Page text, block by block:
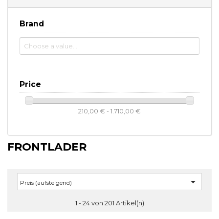
Brand
Price
210,00 € - 1.710,00 €
FRONTLADER
Preis (aufsteigend) 
1 - 24 von 201 Artikel(n)